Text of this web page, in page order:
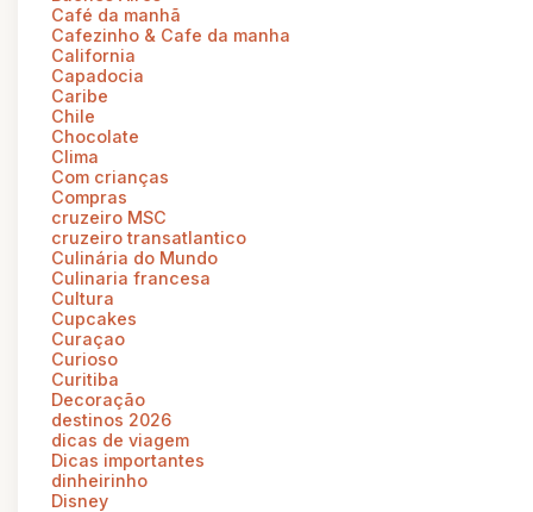
Café da manhã
Cafezinho & Cafe da manha
California
Capadocia
Caribe
Chile
Chocolate
Clima
Com crianças
Compras
cruzeiro MSC
cruzeiro transatlantico
Culinária do Mundo
Culinaria francesa
Cultura
Cupcakes
Curaçao
Curioso
Curitiba
Decoração
destinos 2026
dicas de viagem
Dicas importantes
dinheirinho
Disney